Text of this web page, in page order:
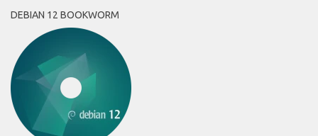
DEBIAN 12 BOOKWORM